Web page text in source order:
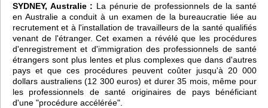
SYDNEY, Australie : La pénurie de professionnels de la santé
en Australie a conduit à un examen de la bureaucratie liée au
recrutement et à l'installation de travailleurs de la santé qualifiés
venant de l'étranger. Cet examen a révélé que les procédures
d'enregistrement et d'immigration des professionnels de santé
étrangers sont plus lentes et plus complexes que dans d'autres
pays et que ces procédures peuvent coûter jusqu'à 20 000
dollars australiens (12 300 euros) et durer 35 mois, même pour
les professionnels de santé originaires de pays bénéficiant
d'une "procédure accélérée".